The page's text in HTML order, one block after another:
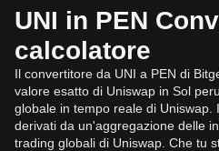
UNI in PEN
calcolatore
Il convertitore da UNI a PEN di
valore esatto di Uniswap in Sol
globale in tempo reale di
derivati da un'aggregazione delle
trading globali di Uniswap. Che tu